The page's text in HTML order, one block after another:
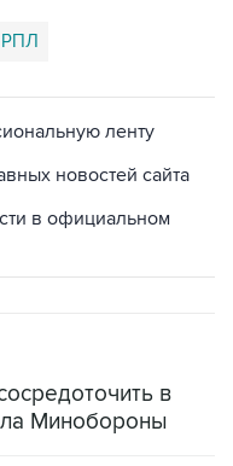
РПЛ
ленту
новостей сайта
в официальном
в
Минобороны